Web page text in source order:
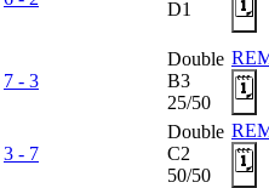
D1
🗓️
7 - 3
Double
B3
25/50
🗓️
3 - 7
Double
C2
50/50
🗓️